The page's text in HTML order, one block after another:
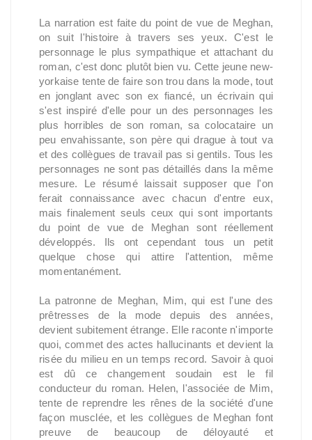
La narration est faite du point de vue de Meghan,
on suit l'histoire à travers ses yeux. C'est le
personnage le plus sympathique et attachant du
roman, c'est donc plutôt bien vu. Cette jeune new-
yorkaise tente de faire son trou dans la mode, tout
en jonglant avec son ex fiancé, un écrivain qui
s'est inspiré d'elle pour un des personnages les
plus horribles de son roman, sa colocataire un
peu envahissante, son père qui drague à tout va
et des collègues de travail pas si gentils. Tous les
personnages ne sont pas détaillés dans la même
mesure. Le résumé laissait supposer que l'on
ferait connaissance avec chacun d'entre eux,
mais finalement seuls ceux qui sont importants
du point de vue de Meghan sont réellement
développés. Ils ont cependant tous un petit
quelque chose qui attire l'attention, même
momentanément.
La patronne de Meghan, Mim, qui est l'une des
prêtresses de la mode depuis des années,
devient subitement étrange. Elle raconte n'importe
quoi, commet des actes hallucinants et devient la
risée du milieu en un temps record. Savoir à quoi
est dû ce changement soudain est le fil
conducteur du roman. Helen, l'associée de Mim,
tente de reprendre les rênes de la société d'une
façon musclée, et les collègues de Meghan font
preuve de beaucoup de déloyauté et